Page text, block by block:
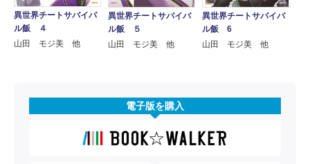
異世界チートサバイバ
ル飯 ４
山田 モジ美 他
異世界チートサバイバ
ル飯 ５
山田 モジ美 他
異世界チートサバイバ
ル飯 6
山田 モジ美 他
電子版を購入